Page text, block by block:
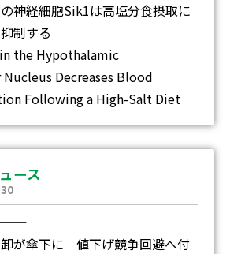
神経細胞Sik1は高塩分食摂取に
制する
the Hypothalamic
Decreases Blood
Following a High-Salt Diet
ース
が傘下に 値下げ競争回避へ付